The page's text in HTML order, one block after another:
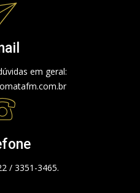
em geral:
/ 3351-3465.